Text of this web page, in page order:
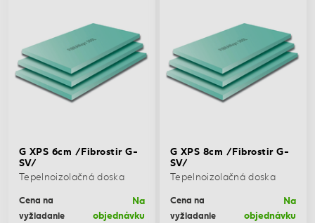
G XPS 6cm /Fibrostir G-
SV/
Tepelnoizolačná doska
Cena na
vyžiadanie
Na
objednávku
G XPS 8cm /Fibrostir G-
SV/
Tepelnoizolačná doska
Cena na
vyžiadanie
Na
objednávku